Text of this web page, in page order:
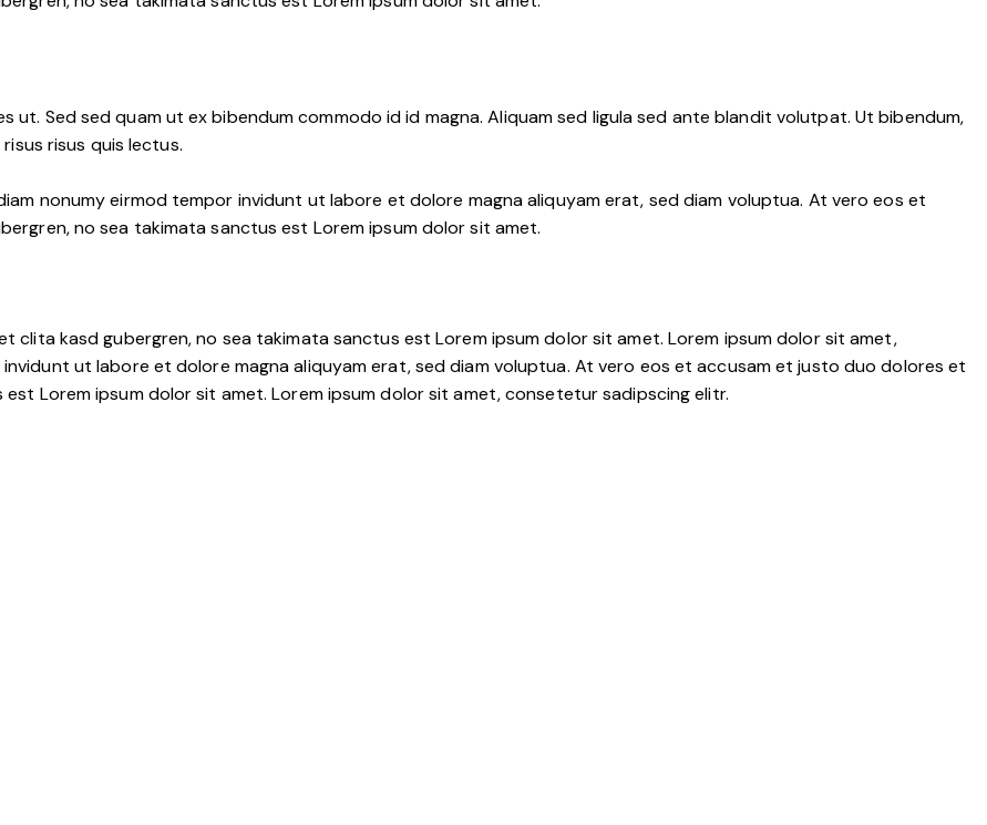
ut. Sed sed quam ut ex bibendum commodo id id magna. Aliquam sed ligula sed ante blandit volutpat. Ut bibendum,
risus quis lectus.
nonumy eirmod tempor invidunt ut labore et dolore magna aliquyam erat, sed diam voluptua. At vero eos et
no sea takimata sanctus est Lorem ipsum dolor sit amet.
kasd gubergren, no sea takimata sanctus est Lorem ipsum dolor sit amet. Lorem ipsum dolor sit amet,
ut labore et dolore magna aliquyam erat, sed diam voluptua. At vero eos et accusam et justo duo dolores et
Lorem ipsum dolor sit amet. Lorem ipsum dolor sit amet, consetetur sadipscing elitr.